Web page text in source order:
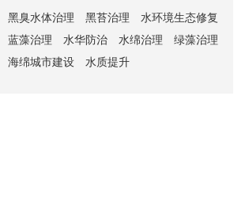
黑臭水体治理 黑苔治理
水环境生态修复
蓝藻治理
水华防治 水绵治理
绿藻治理
海绵城市建设
水质提升